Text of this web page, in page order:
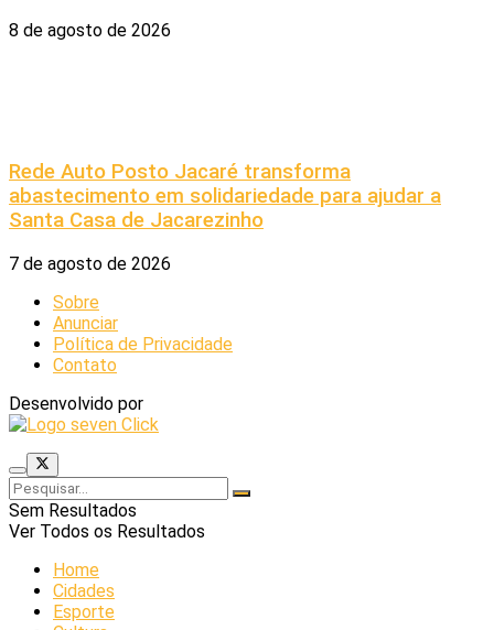
8 de agosto de 2026
Rede Auto Posto Jacaré transforma
abastecimento em solidariedade para ajudar a
Santa Casa de Jacarezinho
7 de agosto de 2026
Sobre
Anunciar
Política de Privacidade
Contato
Desenvolvido por
Sem Resultados
Ver Todos os Resultados
Home
Cidades
Esporte